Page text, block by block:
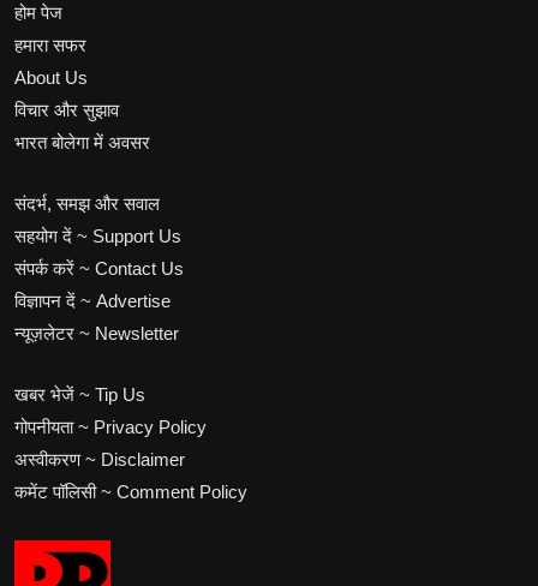
होम पेज
हमारा सफर
About Us
विचार और सुझाव
भारत बोलेगा में अवसर
संदर्भ, समझ और सवाल
सहयोग दें ~ Support Us
संपर्क करें ~ Contact Us
विज्ञापन दें ~ Advertise
न्यूज़लेटर ~ Newsletter
खबर भेजें ~ Tip Us
गोपनीयता ~ Privacy Policy
अस्वीकरण ~ Disclaimer
कमेंट पॉलिसी ~ Comment Policy